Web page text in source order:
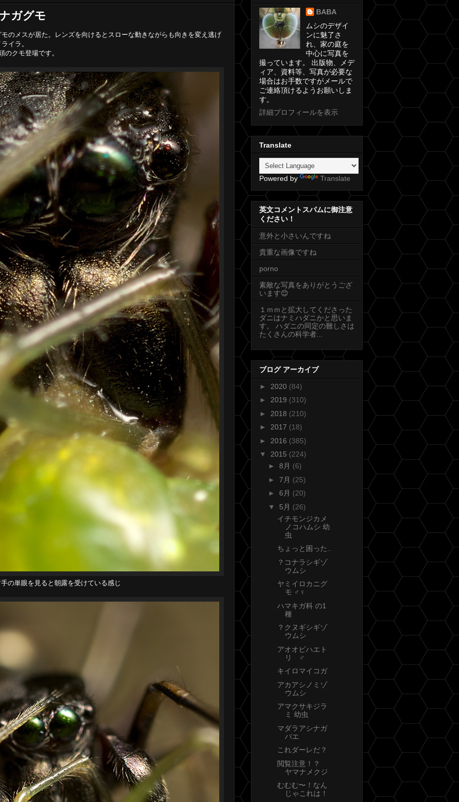
ガグモ
のメスが居た。レンズを向けるとスローな動きながらも向きを変え逃げ
イラ。
のクモ登場です。
の単眼を見ると朝露を受けている感じ
BABA
ムシのデザイ
ンに魅了さ
れ、家の庭を
中心に写真を
撮っています。 出版物、メデ
ィア、資料等、写真が必要な
場合はお手数ですがメールで
ご連絡頂けるようお願いしま
す。
詳細プロフィールを表示
Translate
Powered by Translate
英文コメントスパムに御注意
ください！
意外と小さいんですね
貴重な画像ですね
porno
素敵な写真をありがとうござ
います😊
１ｍｍと拡大してくださった
ダニはナミハダニかと思いま
す。 ハダニの同定の難しさは
たくさんの科学者...
ブログ アーカイブ
► 2020 (84)
► 2019 (310)
► 2018 (210)
► 2017 (18)
► 2016 (385)
▼ 2015 (224)
► 8月 (6)
► 7月 (25)
► 6月 (20)
▼ 5月 (26)
イチモンジカメ
ノコハムシ 幼
虫
ちょっと困った..
？コナラシギゾ
ウムシ
ヤミイロカニグ
モ ♂♀
ハマキガ科 の1
種
？クヌギシギゾ
ウムシ
アオオビハエト
リ ♂
キイロマイコガ
アカアシノミゾ
ウムシ
アマクサキジラ
ミ 幼虫
マダラアシナガ
バエ
これダーレだ？
閲覧注意！？
ヤマナメクジ
むむむ〜！なん
じゃこれは！